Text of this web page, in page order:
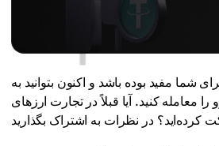
شما مفید بوده باشد و اکنون بتوانید به
معامله کنید. آیا قبلاً در تجارت ارزهای